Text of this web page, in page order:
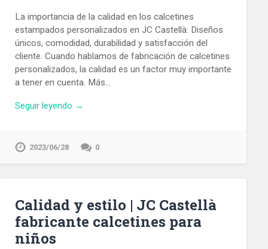
La importancia de la calidad en los calcetines
estampados personalizados en JC Castellà: Diseños
únicos, comodidad, durabilidad y satisfacción del
cliente. Cuando hablamos de fabricación de calcetines
personalizados, la calidad es un factor muy importante
a tener en cuenta. Más…
Seguir leyendo →
2023/06/28 0
Calidad y estilo | JC Castellà
fabricante calcetines para
niños